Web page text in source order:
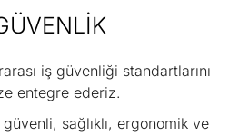
iş güvenliği standartlarını
entegre ederiz.
güvenli, sağlıklı, ergonomik ve